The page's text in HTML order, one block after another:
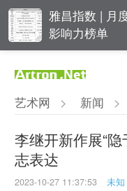
雅昌指数 | 月
影响力榜单
为策展式艺术
李铁夫冯钢百
粤籍留美艺术
张瀚文：以物
界
艺术网 > 新闻 >
李继开新作展“
志表达
2023-10-27 11:37:53 未知